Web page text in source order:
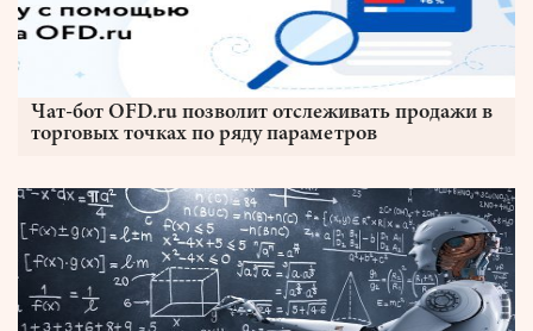
Чат-бот OFD.ru позволит отслеживать продажи в
торговых точках по ряду параметров